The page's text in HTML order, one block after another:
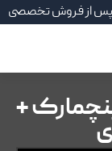
از فروش تخصصی
+